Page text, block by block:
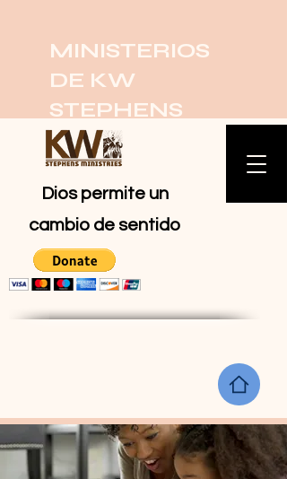
Dios permite un
cambio de sentido
MINISTERIOS
DE KW
STEPHENS